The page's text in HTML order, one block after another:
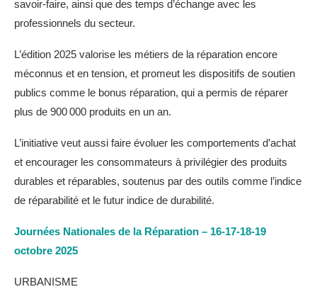
savoir-faire, ainsi que des temps d’échange avec les
professionnels du secteur.
L’édition 2025 valorise les métiers de la réparation encore
méconnus et en tension, et promeut les dispositifs de soutien
publics comme le bonus réparation, qui a permis de réparer
plus de 900 000 produits en un an.
L’initiative veut aussi faire évoluer les comportements d’achat
et encourager les consommateurs à privilégier des produits
durables et réparables, soutenus par des outils comme l’indice
de réparabilité et le futur indice de durabilité.
Journées Nationales de la Réparation – 16-17-18-19
octobre 2025
URBANISME